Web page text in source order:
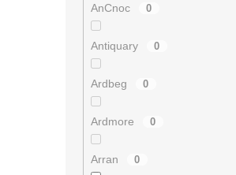
AnCnoc 0
Antiquary 0
Ardbeg 0
Ardmore 0
Arran 0